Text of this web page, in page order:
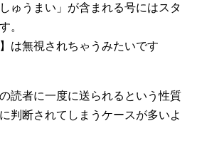
ゅうまい」が含まれる号にはスタ
。
は無視されちゃうみたいです
読者に一度に送られるという性質
判断されてしまうケースが多いよ